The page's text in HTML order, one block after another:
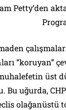
Petty’den
“koruyan”
üst
Bu uğurda,
olağanüstü